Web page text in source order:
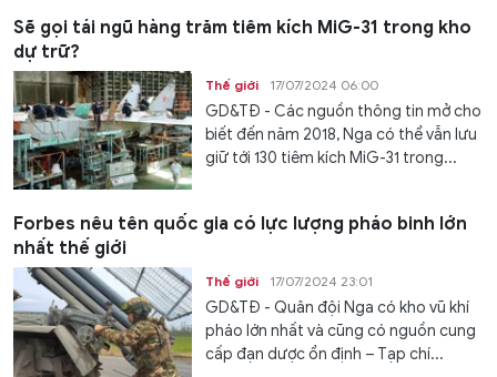
Sẽ gọi tái ngũ hàng trăm tiêm kích MiG-31 trong kho
dự trữ?
Thế giới 17/07/2024 06:00
GD&TĐ - Các nguồn thông tin mở cho
biết đến năm 2018, Nga có thể vẫn lưu
giữ tới 130 tiêm kích MiG-31 trong...
Forbes nêu tên quốc gia có lực lượng pháo binh lớn
nhất thế giới
Thế giới 17/07/2024 23:01
GD&TĐ - Quân đội Nga có kho vũ khí
pháo lớn nhất và cũng có nguồn cung
cấp đạn dược ổn định – Tạp chí...